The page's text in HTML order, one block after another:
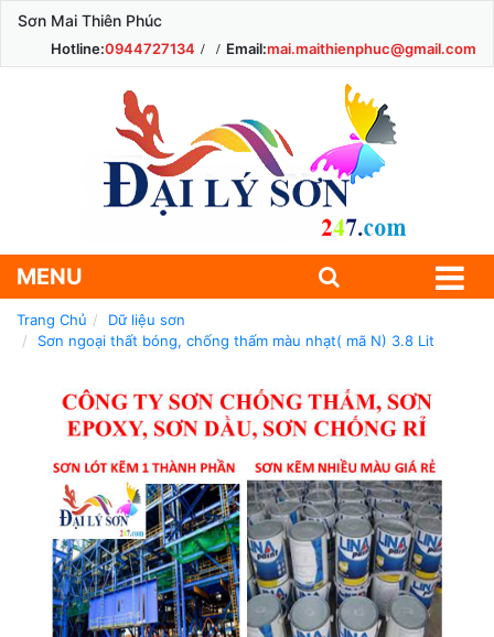
Sơn Mai Thiên Phúc
Hotline:0944727134 Email:mai.maithienphuc@gmail.com
MENU
Trang Chủ
Dữ liệu sơn
Sơn ngoại thất bóng, chống thấm màu nhạt( mã N) 3.8 Lit